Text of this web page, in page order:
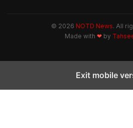
© 2026 NOTD News. All
Made with ❤ by
Exit mobile